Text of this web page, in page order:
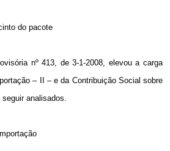
do pacote
nº 413, de 3-1-2008, elevou a carga
– II – e da Contribuição Social sobre
analisados.